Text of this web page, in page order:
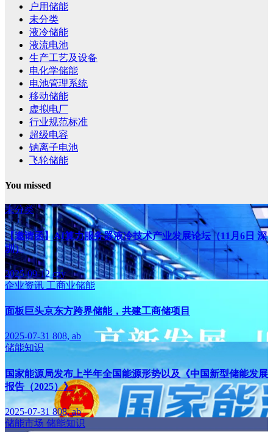
户用储能
未分类
液冷储能
液流电池
生产工艺及设备
电化学储能
电池管理系统
移动储能
虚拟电厂
行业规范标准
超级电容
钠离子电池
飞轮储能
You missed
未分类
【邀请函】AI算力服务器液冷技术产业发展论坛（11月6日 深
圳）
2025-09-12czy
企业资讯 工商业储能
面板巨头京东方跨界储能，共建工商储项目
2025-07-31 808, ab
储能知识
国家能源局发布上半年全国能源形势以及《中国新型储能发展
报告（2025）》
2025-07-31 808, ab
储能市场 储能知识